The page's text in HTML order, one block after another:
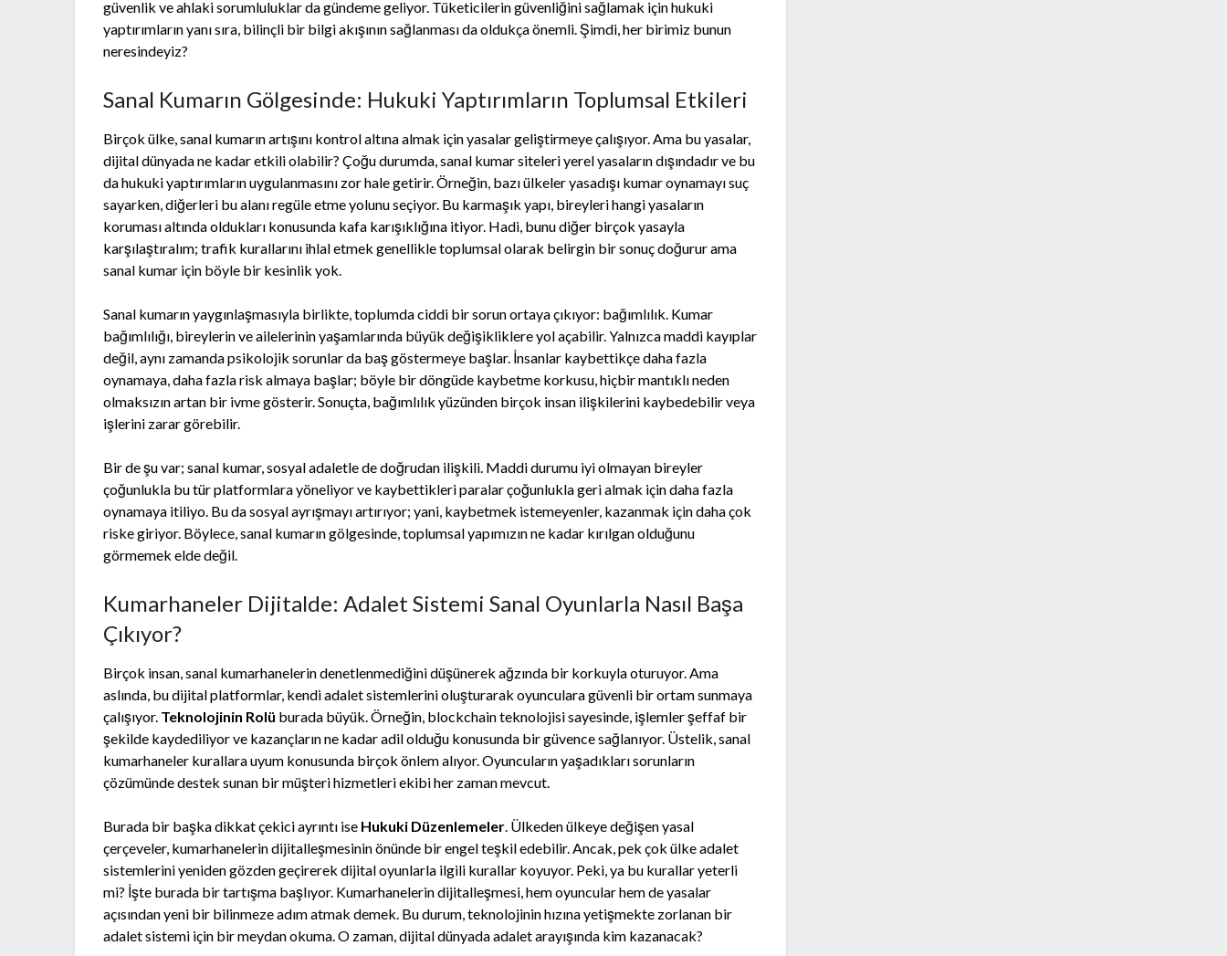
güvenlik ve ahlaki sorumluluklar da gündeme geliyor. Tüketicilerin güvenliğini sağlamak için hukuki
yaptırımların yanı sıra, bilinçli bir bilgi akışının sağlanması da oldukça önemli. Şimdi, her birimiz bunun
neresindeyiz?
Sanal Kumarın Gölgesinde: Hukuki Yaptırımların Toplumsal Etkileri
Birçok ülke, sanal kumarın artışını kontrol altına almak için yasalar geliştirmeye çalışıyor. Ama bu yasalar,
dijital dünyada ne kadar etkili olabilir? Çoğu durumda, sanal kumar siteleri yerel yasaların dışındadır ve bu
da hukuki yaptırımların uygulanmasını zor hale getirir. Örneğin, bazı ülkeler yasadışı kumar oynamayı suç
sayarken, diğerleri bu alanı regüle etme yolunu seçiyor. Bu karmaşık yapı, bireyleri hangi yasaların
koruması altında oldukları konusunda kafa karışıklığına itiyor. Hadi, bunu diğer birçok yasayla
karşılaştıralım; trafik kurallarını ihlal etmek genellikle toplumsal olarak belirgin bir sonuç doğurur ama
sanal kumar için böyle bir kesinlik yok.
Sanal kumarın yaygınlaşmasıyla birlikte, toplumda ciddi bir sorun ortaya çıkıyor: bağımlılık. Kumar
bağımlılığı, bireylerin ve ailelerinin yaşamlarında büyük değişikliklere yol açabilir. Yalnızca maddi kayıplar
değil, aynı zamanda psikolojik sorunlar da baş göstermeye başlar. İnsanlar kaybettikçe daha fazla
oynamaya, daha fazla risk almaya başlar; böyle bir döngüde kaybetme korkusu, hiçbir mantıklı neden
olmaksızın artan bir ivme gösterir. Sonuçta, bağımlılık yüzünden birçok insan ilişkilerini kaybedebilir veya
işlerini zarar görebilir.
Bir de şu var; sanal kumar, sosyal adaletle de doğrudan ilişkili. Maddi durumu iyi olmayan bireyler
çoğunlukla bu tür platformlara yöneliyor ve kaybettikleri paralar çoğunlukla geri almak için daha fazla
oynamaya itiliyo. Bu da sosyal ayrışmayı artırıyor; yani, kaybetmek istemeyenler, kazanmak için daha çok
riske giriyor. Böylece, sanal kumarın gölgesinde, toplumsal yapımızın ne kadar kırılgan olduğunu
görmemek elde değil.
Kumarhaneler Dijitalde: Adalet Sistemi Sanal Oyunlarla Nasıl Başa
Çıkıyor?
Birçok insan, sanal kumarhanelerin denetlenmediğini düşünerek ağzında bir korkuyla oturuyor. Ama
aslında, bu dijital platformlar, kendi adalet sistemlerini oluşturarak oyunculara güvenli bir ortam sunmaya
çalışıyor. Teknolojinin Rolü burada büyük. Örneğin, blockchain teknolojisi sayesinde, işlemler şeffaf bir
şekilde kaydediliyor ve kazançların ne kadar adil olduğu konusunda bir güvence sağlanıyor. Üstelik, sanal
kumarhaneler kurallara uyum konusunda birçok önlem alıyor. Oyuncuların yaşadıkları sorunların
çözümünde destek sunan bir müşteri hizmetleri ekibi her zaman mevcut.
Burada bir başka dikkat çekici ayrıntı ise Hukuki Düzenlemeler. Ülkeden ülkeye değişen yasal
çerçeveler, kumarhanelerin dijitalleşmesinin önünde bir engel teşkil edebilir. Ancak, pek çok ülke adalet
sistemlerini yeniden gözden geçirerek dijital oyunlarla ilgili kurallar koyuyor. Peki, ya bu kurallar yeterli
mi? İşte burada bir tartışma başlıyor. Kumarhanelerin dijitalleşmesi, hem oyuncular hem de yasalar
açısından yeni bir bilinmeze adım atmak demek. Bu durum, teknolojinin hızına yetişmekte zorlanan bir
adalet sistemi için bir meydan okuma. O zaman, dijital dünyada adalet arayışında kim kazanacak?